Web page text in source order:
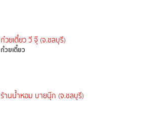
ก๋วยเตี๋ยว วี จุ๊ (จ.ชลบุรี)
ก๋วยเตี๋ยว
ร้านน้ำหอม บายนุ๊ก (จ.ชลบุรี)